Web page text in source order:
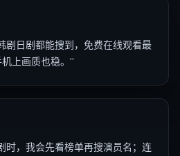
剧日剧都能搜到，免费在线观看最
上画质也稳。 ”
时，我会先看榜单再搜演员名；连